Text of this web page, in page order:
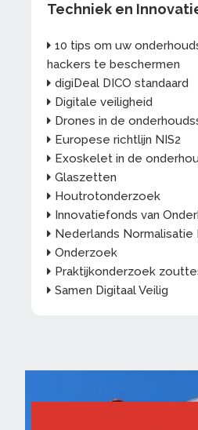
Techniek en
10 tips om uw
hackers te beschermen
digiDeal DICO standaard
Digitale veiligheid
Drones in de
Europese richtlijn NIS2
Exoskelet in de
Glaszetten
Houtrotonderzoek
Innovatiefonds van
Nederlands Normalisatie
Onderzoek
Praktijkonderzoek
Samen Digitaal Veilig